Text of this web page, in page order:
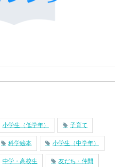
小学生（低学年） 子育て
科学絵本 小学生（中学年）
中学・高校生 友だち・仲間